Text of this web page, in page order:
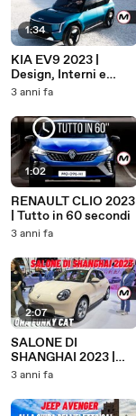
1:34
KIA EV9 2023 |
Design, Interni e
Guida del SUV
futuristico
3 anni fa
1:02
RENAULT CLIO 2023
| Tutto in 60 secondi
3 anni fa
2:07
SALONE DI
SHANGHAI 2023 |
Ora Funky Cat, anche
3 anni fa